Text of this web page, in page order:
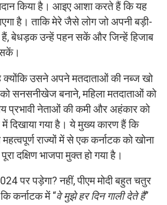
किया है। आइए आशा करते हैं कि यह
है। ताकि मेरे जैसे लोग जो अपनी बड़ी-
हैं, बेधड़क उन्हें पहन सकें और जिन्हें हिजाब
सकें।
क्योंकि उसने अपने मतदाताओं की नब्ज खो
सनसनीखेज बनाने, महिला मतदाताओं को
प्रभावी नेताओं की कमी और अहंकार को
दिखाया गया है। ये मुख्य कारण हैं कि
राज्यों में से एक कर्नाटक को खोना
दक्षिण भाजपा मुक्त हो गया है।
पर पड़ेगा? नहीं, पीएम मोदी बहुत चतुर
कर्नाटक में “वे मुझेहर दिनगाली देते हैं”